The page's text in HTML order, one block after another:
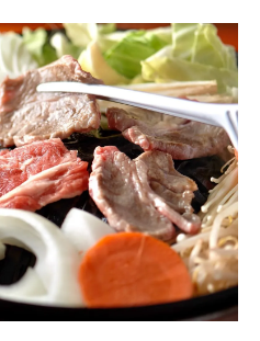
れたいジンギスカンの名
カンを楽しめる穴場
る品川区ジンギスカンの
カンを楽しんでリフレッ
じる品川区の静かな時間
スカンの魅力的な夜の過